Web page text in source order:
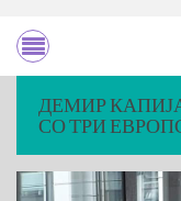
ДЕМИР
СО ТРИ